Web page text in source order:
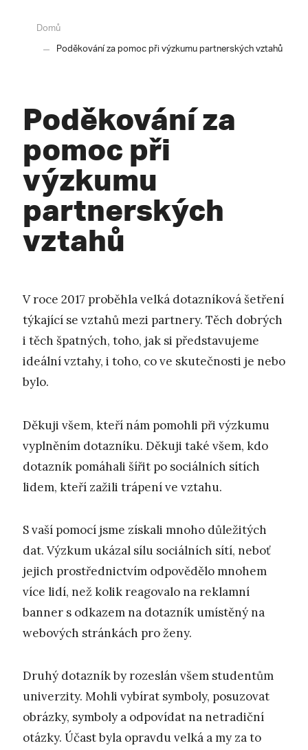
Domů
Poděkování za pomoc při výzkumu partnerských vztahů
Poděkování za
pomoc při
výzkumu
partnerských
vztahů
V roce 2017 proběhla velká dotazníková šetření
týkající se vztahů mezi partnery. Těch dobrých
i těch špatných, toho, jak si představujeme
ideální vztahy, i toho, co ve skutečnosti je nebo
bylo.
Děkuji všem, kteří nám pomohli při výzkumu
vyplněním dotazníku. Děkuji také všem, kdo
dotazník pomáhali šířit po sociálních sítích
lidem, kteří zažili trápení ve vztahu.
S vaší pomocí jsme získali mnoho důležitých
dat. Výzkum ukázal sílu sociálních sítí, neboť
jejich prostřednictvím odpovědělo mnohem
více lidí, než kolik reagovalo na reklamní
banner s odkazem na dotazník umístěný na
webových stránkách pro ženy.
Druhý dotazník by rozeslán všem studentům
univerzity. Mohli vybírat symboly, posuzovat
obrázky, symboly a odpovídat na netradiční
otázky. Účast byla opravdu velká a my za to